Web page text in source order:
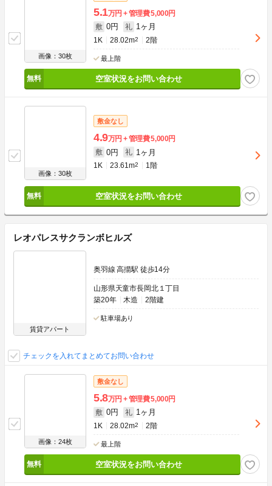
画像：30枚
5.1万円 管理費5,000円
敷 0円 礼 1ヶ月
1K 28.02m2 2階
最上階
空室状況をお問い合わせ
画像：30枚
敷金なし
4.9万円 管理費5,000円
敷 0円 礼 1ヶ月
1K 23.61m2 1階
空室状況をお問い合わせ
レオパレスサクランボヒルズ
賃貸アパート
奥羽線 高擶駅 徒歩14分
山形県天童市長岡北１丁目
築20年
木造 2階建
駐車場あり
チェックを入れてまとめてお問い合わせ
画像：24枚
敷金なし
5.8万円 管理費5,000円
敷 0円 礼 1ヶ月
1K 28.02m2 2階
最上階
空室状況をお問い合わせ